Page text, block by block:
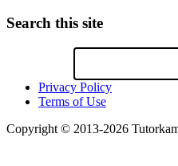
Search this site
Privacy Policy
Terms of Use
Copyright © 2013-2026